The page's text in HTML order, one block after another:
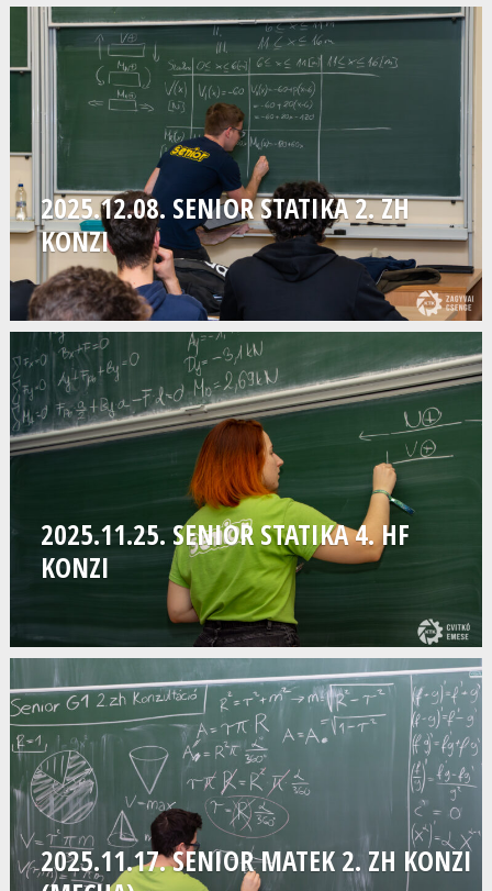
2025.12.08. SENIOR STATIKA 2. ZH
KONZI
2025.11.25. SENIOR STATIKA 4. HF
KONZI
2025.11.17. SENIOR MATEK 2. ZH KONZI